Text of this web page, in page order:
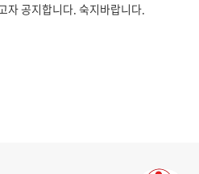
자 공지합니다. ​​​​숙지바랍니다.